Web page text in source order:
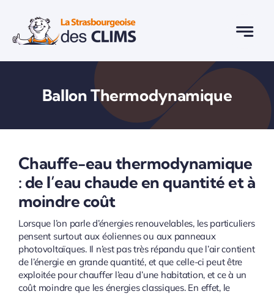
contenu
Ballon Thermodynamique
Chauffe-eau thermodynamique
: de l’eau chaude en quantité et à
moindre coût
Lorsque l’on parle d’énergies renouvelables, les particuliers
pensent surtout aux éoliennes ou aux panneaux
photovoltaïques. Il n’est pas très répandu que l’air contient
de l’énergie en grande quantité, et que celle-ci peut être
exploitée pour chauffer l’eau d’une habitation, et ce à un
coût moindre que les énergies classiques. En effet, le